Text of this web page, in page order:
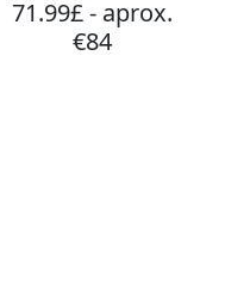
71.99£ - aprox.
€84